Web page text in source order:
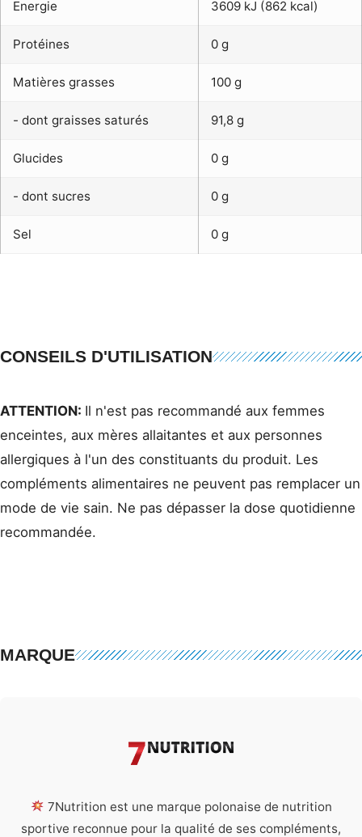
Energie 3609 kJ (862 kcal)
Protéines 0 g
Matières grasses 100 g
- dont graisses saturés 91,8 g
Glucides 0 g
- dont sucres 0 g
Sel 0 g
CONSEILS D'UTILISATION
ATTENTION: Il n'est pas recommandé aux femmes
enceintes, aux mères allaitantes et aux personnes
allergiques à l'un des constituants du produit. Les
compléments alimentaires ne peuvent pas remplacer un
mode de vie sain. Ne pas dépasser la dose quotidienne
recommandée.
MARQUE
7Nutrition est une marque polonaise de nutrition
sportive reconnue pour la qualité de ses compléments,